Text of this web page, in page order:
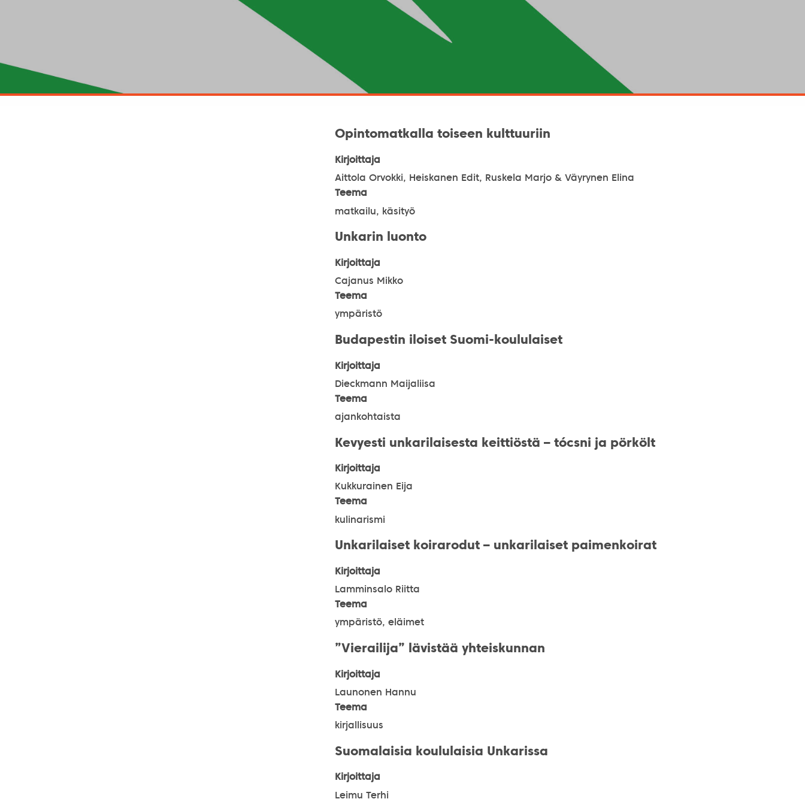
Opintomatkalla toiseen kulttuuriin
Kirjoittaja
Aittola Orvokki, Heiskanen Edit, Ruskela Marjo & Väyrynen Elina
Teema
matkailu, käsityö
Unkarin luonto
Kirjoittaja
Cajanus Mikko
Teema
ympäristö
Budapestin iloiset Suomi-koululaiset
Kirjoittaja
Dieckmann Maijaliisa
Teema
ajankohtaista
Kevyesti unkarilaisesta keittiöstä – tócsni ja pörkölt
Kirjoittaja
Kukkurainen Eija
Teema
kulinarismi
Unkarilaiset koirarodut – unkarilaiset paimenkoirat
Kirjoittaja
Lamminsalo Riitta
Teema
ympäristö, eläimet
”Vierailija” lävistää yhteiskunnan
Kirjoittaja
Launonen Hannu
Teema
kirjallisuus
Suomalaisia koululaisia Unkarissa
Kirjoittaja
Leimu Terhi